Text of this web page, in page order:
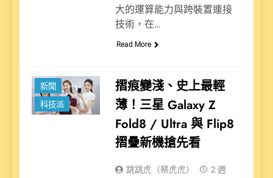
大的運算能力與跨裝置連接
技術，在…
Read More
新聞
科技派
摺痕變淺、史上最輕
薄！三星 Galaxy Z
Fold8 / Ultra 與 Flip8
摺疊新機搶先看
跳跳虎（蔡虎虎）
2 週